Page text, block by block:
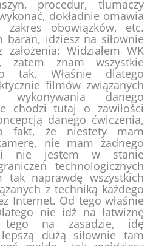
procedur, tłumaczy
dokładnie omawia
obowiązków, etc.
baran, idziesz na siłownie
Widziałem WK
zatem znam wszystkie
tak. Właśnie dlatego
filmów związanych
danego
chodzi tutaj o zawiłości
danego ćwiczenia,
fakt, że niestety mam
nie mam żadnego
i nie jestem w stanie
technologicznych
tak naprawdę wszystkich
z techniką każdego
Internet. Od tego właśnie
nie idź na łatwiznę
na zasadzie, idę
dużą siłownie tam